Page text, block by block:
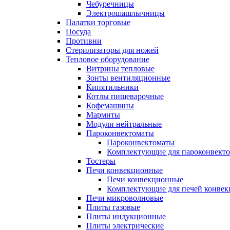
Чебуречницы
Электрошашлычницы
Палатки торговые
Посуда
Противни
Стерилизаторы для ножей
Тепловое оборудование
Витрины тепловые
Зонты вентиляционные
Кипятильники
Котлы пищеварочные
Кофемашины
Мармиты
Модули нейтральные
Пароконвектоматы
Пароконвектоматы
Комплектующие для
Тостеры
Печи конвекционные
Печи конвекционные
Комплектующие для печей
Печи микроволновые
Плиты газовые
Плиты индукционные
Плиты электрические